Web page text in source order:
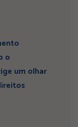
o
um olhar